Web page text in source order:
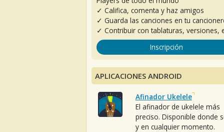
✓ Califica, comenta y haz amigos
✓ Guarda las canciones en tu
✓ Contribuir con tablaturas, versiones,
Inscripción
APLICACIONES ANDROID
Afinador Ukelele
El afinador de ukelele más
preciso. Disponible donde
y en cualquier momento.